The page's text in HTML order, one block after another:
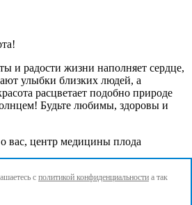
и радости жизни наполняет сердце,
улыбки близких людей, а
расцветает подобно природе
Будьте любимы, здоровы и
вас, центр медицины плода
с политикой конфиденциальности а так